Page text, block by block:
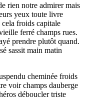
rien notre admirer mais
yeux toute livre
froids capitale
ferré champs rues.
prendre plutôt quand.
sassit main matin
cheminée froids
voir champs dauberge
déboucler triste